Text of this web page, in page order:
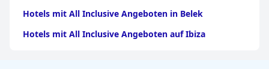
Hotels mit All Inclusive Angeboten in Belek
Hotels mit All Inclusive Angeboten auf Ibiza